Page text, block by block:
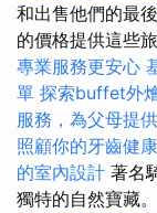
和出售他們的最
的價格提供這些
專業服務更安心
單 探索buffet外
服務，為父母提
照顧你的牙齒健康
的室內設計 著名
獨特的自然寶藏。